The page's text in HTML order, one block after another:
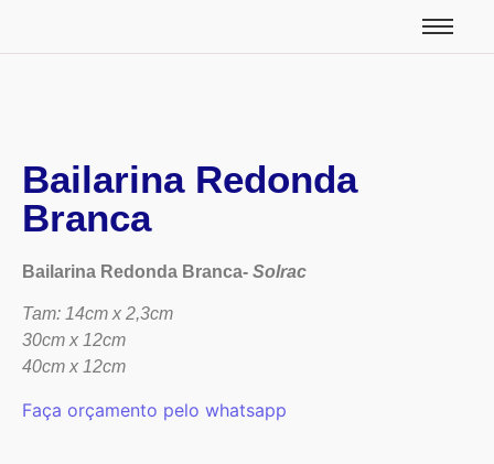
Bailarina Redonda
Branca
Bailarina Redonda Branca- Solrac
Tam: 14cm x 2,3cm
30cm x 12cm
40cm x 12cm
Faça orçamento pelo whatsapp